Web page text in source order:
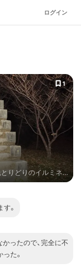
ログイン
1
りどりのイルミネー
はそれとして今回は
してきました。 も
。
ったので、完全に不
た。